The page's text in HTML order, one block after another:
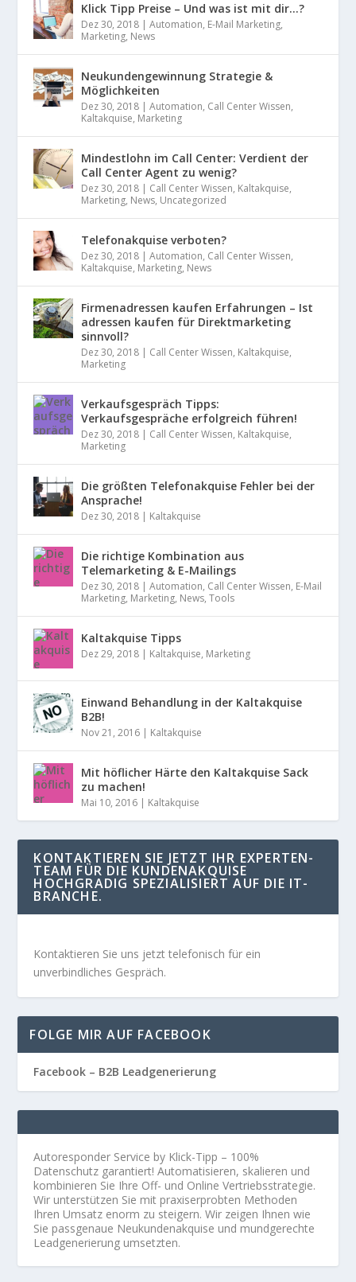
Klick Tipp Preise – Und was ist mit dir…?
Dez 30, 2018 |Automation, E-Mail Marketing,
Marketing, News
Neukundengewinnung Strategie &
Möglichkeiten
Dez 30, 2018 |Automation, Call Center Wissen,
Kaltakquise, Marketing
Mindestlohn im Call Center: Verdient der
Call Center Agent zu wenig?
Dez 30, 2018 | Call Center Wissen, Kaltakquise,
Marketing, News, Uncategorized
Telefonakquise verboten?
Dez 30, 2018 |Automation, Call Center Wissen,
Kaltakquise, Marketing, News
Firmenadressen kaufen Erfahrungen – Ist
adressen kaufen für Direktmarketing
sinnvoll?
Dez 30, 2018 | Call Center Wissen, Kaltakquise,
Marketing
Verkaufsgespräch Tipps:
Verkaufsgespräche erfolgreich führen!
Dez 30, 2018 | Call Center Wissen, Kaltakquise,
Marketing
Die größten Telefonakquise Fehler bei der
Ansprache!
Dez 30, 2018 | Kaltakquise
Die richtige Kombination aus
Telemarketing & E-Mailings
Dez 30, 2018 |Automation, Call Center Wissen, E-Mail
Marketing, Marketing, News,Tools
Kaltakquise Tipps
Dez 29, 2018 | Kaltakquise, Marketing
Einwand Behandlung in der Kaltakquise
B2B!
Nov 21, 2016 | Kaltakquise
Mit höflicher Härte den Kaltakquise Sack
zu machen!
Mai 10, 2016 | Kaltakquise
KONTAKTIEREN SIE JETZT IHR EXPERTEN-
TEAM FÜR DIE KUNDENAKQUISE
HOCHGRADIG SPEZIALISIERT AUF DIE IT-
BRANCHE.
Kontaktieren Sie uns jetzt telefonisch für ein
unverbindliches Gespräch.
FOLGE MIR AUF FACEBOOK
Facebook – B2B Leadgenerierung
Autoresponder Service by Klick-Tipp – 100%
Datenschutz garantiert! Automatisieren, skalieren und
kombinieren Sie Ihre Off- und Online Vertriebsstrategie.
Wir unterstützen Sie mit praxiserprobten Methoden
Ihren Umsatz enorm zu steigern. Wir zeigen Ihnen wie
Sie passgenaue Neukundenakquise und mundgerechte
Leadgenerierung umsetzten.